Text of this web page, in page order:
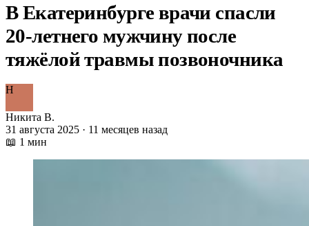
В Екатеринбурге врачи спасли
20-летнего мужчину после
тяжёлой травмы позвоночника
Н
Никита В.
31 августа 2025 · 11 месяцев назад
📖 1 мин